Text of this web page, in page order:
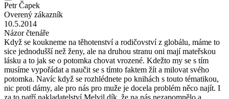
Petr Čapek
Overený zákazník
10.5.2014
Názor čtenáře
Když se koukneme na těhotenství a rodičovství z globálu, máme to
sice jednodušší než ženy, ale na druhou stranu oni mají mateřskou
lásku a to jak se o potomka chovat vrozené. Kdežto my se s tím
musíme vypořádat a naučit se s tímto faktem žít a milovat svého
potomka. Navíc když se rozhlédnete po knihách s touto tématikou,
nic proti dámy, ale pro nás pro muže je docela problém něco najít. I
za to patří nakladatelství Melvil dík, že na nás nezapomnělo a